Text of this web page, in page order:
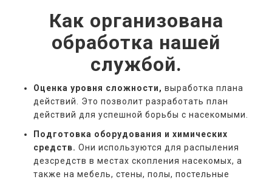
Как организована
обработка нашей
службой.
Оценка уровня сложности, выработка плана
действий. Это позволит разработать план
действий для успешной борьбы с насекомыми.
Подготовка оборудования и химических
средств. Они используются для распыления
дезсредств в местах скопления насекомых, а
также на мебель, стены, полы, постельные